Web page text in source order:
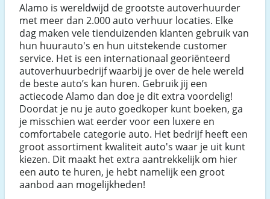
Alamo is wereldwijd de grootste autoverhuurder
met meer dan 2.000 auto verhuur locaties. Elke
dag maken vele tienduizenden klanten gebruik van
hun huurauto's en hun uitstekende customer
service. Het is een internationaal georiënteerd
autoverhuurbedrijf waarbij je over de hele wereld
de beste auto’s kan huren. Gebruik jij een
actiecode Alamo dan doe je dit extra voordelig!
Doordat je nu je auto goedkoper kunt boeken, ga
je misschien wat eerder voor een luxere en
comfortabele categorie auto. Het bedrijf heeft een
groot assortiment kwaliteit auto's waar je uit kunt
kiezen. Dit maakt het extra aantrekkelijk om hier
een auto te huren, je hebt namelijk een groot
aanbod aan mogelijkheden!